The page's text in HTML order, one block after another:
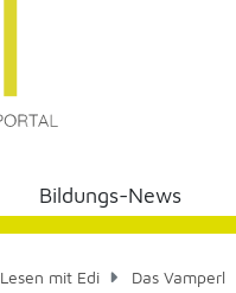
Bildungs-News
Lesen mit Edi Das Vamperl